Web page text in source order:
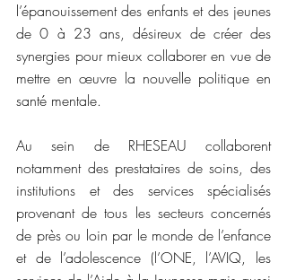
l’épanouissement des enfants et des jeunes
de 0 à 23 ans, désireux de créer des
synergies pour mieux collaborer en vue de
mettre en œuvre la nouvelle politique en
santé mentale.
Au sein de RHESEAU collaborent
notamment des prestataires de soins, des
institutions et des services spécialisés
provenant de tous les secteurs concernés
de près ou loin par le monde de l’enfance
et de l’adolescence (l’ONE, l’AVIQ, les